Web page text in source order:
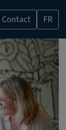
Contact FR